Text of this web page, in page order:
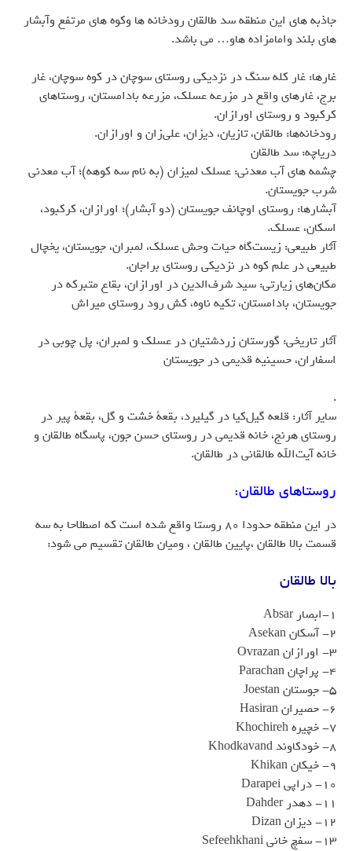
جاذبه های این منطقه سد طالقان رودخانه ها وکوه های مرتفع وآبشار
های بلند وامامزاده هاو… می باشد.
غارها: غار كله سنگ در نزديكي روستاي سوچان در كوه سوچان، غار
برج، غارهاي واقع در مزرعه عسلك، مزرعه بادامستان، روستاهاي
كركبود و روستاي اورازان.
رودخانه‌ها: طالقان، تازيان، ديزان، علي‌زان و اورازان.
درياچه: سد طالقان
چشمه هاي آب معدني: عسلك لميزان (به نام سه كوهه)؛ آب معدني
شرب جويستان.
آبشارها: روستاي اوچانف جويستان (دو آبشار)؛ اورازان، كركبود،
اسكان، عسلك.
آثار طبيعي: زيست‌گاه حيات وحش عسلك، لمبران، جويستان، يخچال
طبيعي در علم كوه در نزديكي روستاي براجان.
مكان‌هاي زيارتي: سيد شرف‌الدين در اورازان، بقاع متبركه در
جويستان، بادامستان، تكيه ناوه، كش رود روستای میراش
آثار تاريخي: گورستان زردشتيان در عسلك و لمبران، پل چوبي در
اسفاران، حسينيه قديمي در جويستان
.
ساير آثار: قلعه گيل‌كيا در گيليرد، بقعة خشت و گل، بقعة پير در
روستاي هرنج، خانه قديمي در روستاي حسن جون، پاسگاه طالقان و
خانه آيت‌الله طالقاني در طالقان.
روستاهای طالقان:
در این منطقه حدودا 80 روستا واقع شده است که اصطلاحا به سه
قسمت بالا طالقان ،پایین طالقان ، ومیان طالقان تقسیم می شود:
بالا طالقان
۱-ابصار Absar
2- آسکان Asekan
3- اورازان Ovrazan
4- پراچان Parachan
5- جوستان Joestan
6- حصیران Hasiran
7- خچیره Khochireh
8- خودکاوند Khodkavand
9- خیکان Khikan
10- دراپی Darapei
11- دهدر Dahder
12- دیزان Dizan
13- سفچ خانی Sefeehkhani